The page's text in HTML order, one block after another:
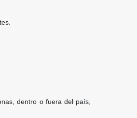
dentro o fuera del país,